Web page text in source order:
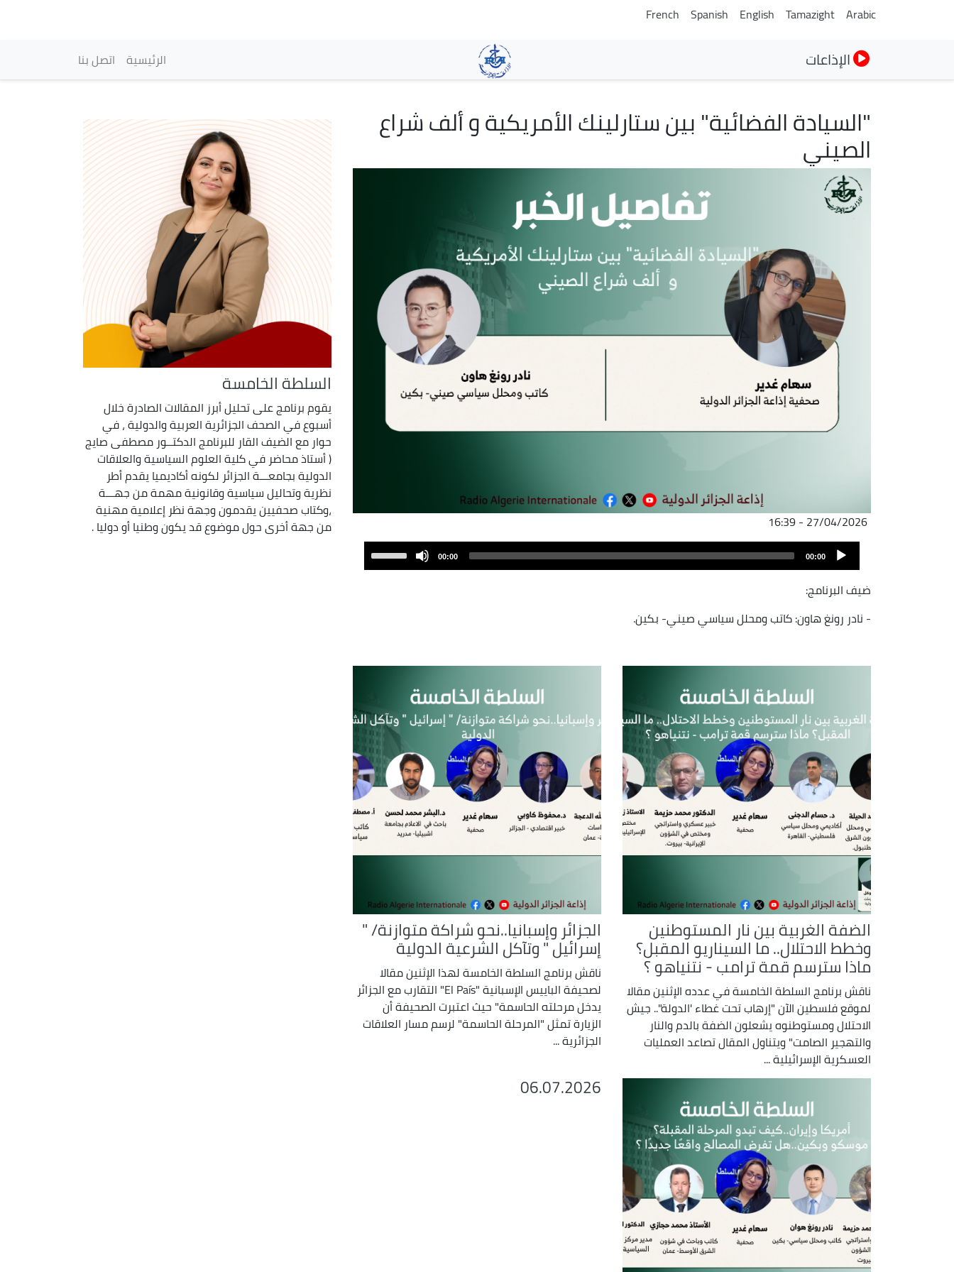
Arabic
Tamazight
English
Spanish
French
الإذاعات principale
الرئيسية اتصل بنا
"السيادة الفضائية" بين ستارلينك الأمريكية و ألف شراع
الصيني
الصورة
27/04/2026 - 16:39
ملف
الصوت
Audio
Player
00:00
00:00
decrease
ضيف البرنامج:
- نادر رونغ هاون: كاتب ومحلل سياسي صيني- بكين.
الضفة الغربية بين نار المستوطنين
وخطط الاحتلال.. ما السيناريو المقبل؟
ماذا سترسم قمة ترامب - نتنياهو ؟
ناقش برنامج السلطة الخامسة في عدده الإثنين مقالا
لموقع فلسطين الآن "إرهاب تحت غطاء 'الدولة".. جيش
الاحتلال ومستوطنوه يشعلون الضفة بالدم والنار
والتهجير الصامت" ويتناول المقال تصاعد العمليات
العسكرية الإسرائيلية ...
الجزائر وإسبانيا..نحو شراكة متوازنة/ "
إسرائيل " وتآكل الشرعية الدولية
ناقش برنامج السلطة الخامسة لهذا الإثنين مقالا
لصحيفة الباييس الإسبانية "El País" التقارب مع الجزائر
يدخل مرحلته الحاسمة" حيث اعتبرت الصحيفة أن
الزيارة تمثل "المرحلة الحاسمة" لرسم مسار العلاقات
الجزائرية ...
06.07.2026
السلطة الخامسة
يقوم برنامج على تحليل أبرز المقالات الصادرة خلال
أسبوع في الصحف الجزائرية العربية والدولية ، في
حوار مع الضيف القار للبرنامج الدكتــور مصطفى صايج
( أستاذ محاضر في كلية العلوم السياسية والعلاقات
الدولية بجامعـــة الجزائر لكونه أكاديميا يقدم أطر
نظرية وتحاليل سياسية وقانونية مهمة من جهـــة
،وكتاب صحفيين يقدمون وجهة نظر إعلامية مهنية
من جهة أخرى حول موضوع قد يكون وطنيا أو دوليا .